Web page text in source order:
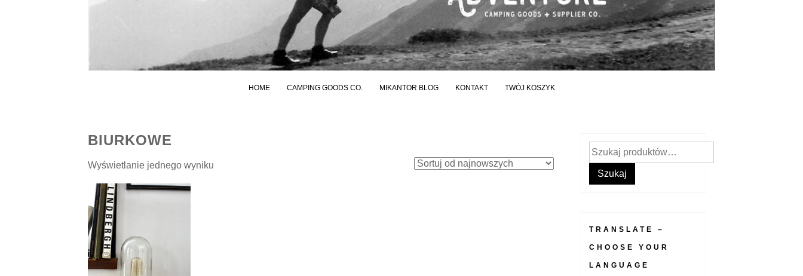
HOME CAMPING GOODS CO. MIKANTOR BLOG KONTAKT TWÓJ KOSZYK
BIURKOWE
Wyświetlanie jednego wyniku
Szukaj:
Szukaj
TRANSLATE –
CHOOSE YOUR
LANGUAGE